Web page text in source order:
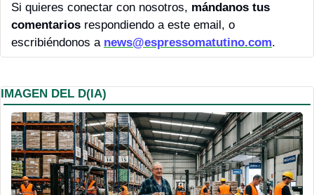
Si quieres conectar con nosotros, mándanos tus
comentarios respondiendo a este email, o
escribiéndonos a news@espressomatutino.com.
IMAGEN DEL D(IA)